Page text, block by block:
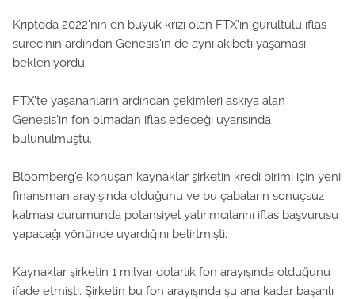
Kriptoda 2022'nin en büyük krizi olan FTX'in gürültülü iflas
sürecinin ardından Genesis'in de aynı akıbeti yaşaması
bekleniyordu.
FTX'te yaşananların ardından çekimleri askıya alan
Genesis'in fon olmadan iflas edeceği uyarısında
bulunulmuştu.
Bloomberg'e konuşan kaynaklar şirketin kredi birimi için yeni
finansman arayışında olduğunu ve bu çabaların sonuçsuz
kalması durumunda potansiyel yatırımcılarını iflas başvurusu
yapacağı yönünde uyardığını belirtmişti.
Kaynaklar şirketin 1 milyar dolarlık fon arayışında olduğunu
ifade etmişti. Şirketin bu fon arayışında şu ana kadar başarılı